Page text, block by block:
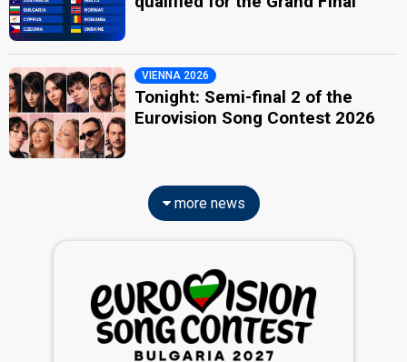
VIENNA 2026
Tonight: Semi-final 2 of the
Eurovision Song Contest 2026
more news